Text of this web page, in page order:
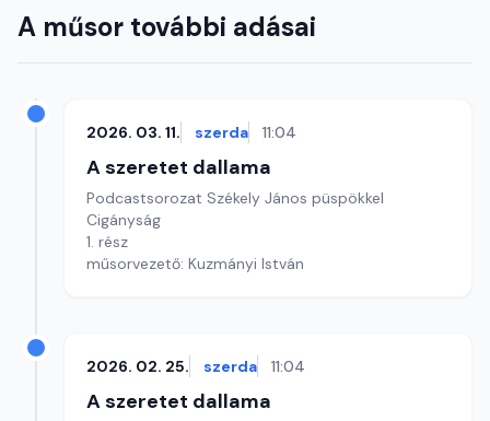
A műsor további adásai
2026. 03. 11. szerda 11:04
A szeretet dallama
Podcastsorozat Székely János püspökkel
Cigányság
1. rész
műsorvezető: Kuzmányi István
2026. 02. 25. szerda 11:04
A szeretet dallama